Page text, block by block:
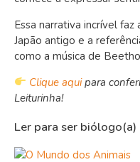
Essa narrativa incrível
Japão antigo e a
como a música de
Clique aquipara
Leiturinha!
Ler para ser biólogo(a)